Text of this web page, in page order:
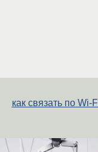
как связать по